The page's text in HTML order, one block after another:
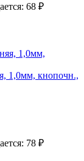
68 ₽
1,0мм, кнопочн.,
78 ₽